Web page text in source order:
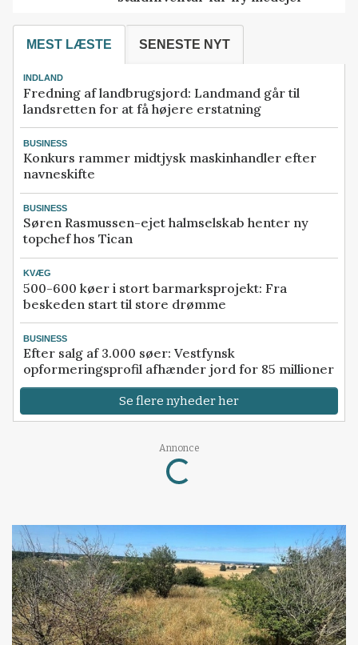
MEST LÆSTE SENESTE NYT
INDLAND
Fredning af landbrugsjord: Landmand går til
landsretten for at få højere erstatning
BUSINESS
Konkurs rammer midtjysk maskinhandler efter
navneskifte
BUSINESS
Søren Rasmussen-ejet halmselskab henter ny
topchef hos Tican
KVÆG
500-600 køer i stort barmarksprojekt: Fra
beskeden start til store drømme
BUSINESS
Efter salg af 3.000 søer: Vestfynsk
opformeringsprofil afhænder jord for 85 millioner
Se flere nyheder her
Annonce
Loading...